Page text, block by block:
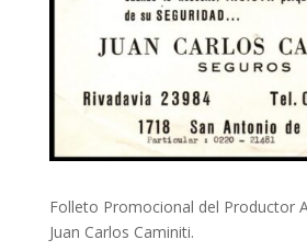
Folleto Promocional del Productor
Juan Carlos Caminiti.